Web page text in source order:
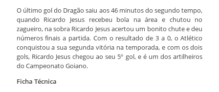
O último gol do Dragão saiu aos 46 minutos do segundo tempo,
quando Ricardo Jesus recebeu bola na área e chutou no
zagueiro, na sobra Ricardo Jesus acertou um bonito chute e deu
números finais a partida. Com o resultado de 3 a 0, o Atlético
conquistou a sua segunda vitória na temporada, e com os dois
gols, Ricardo Jesus chegou ao seu 5º gol, e é um dos artilheiros
do Campeonato Goiano.
Ficha Técnica